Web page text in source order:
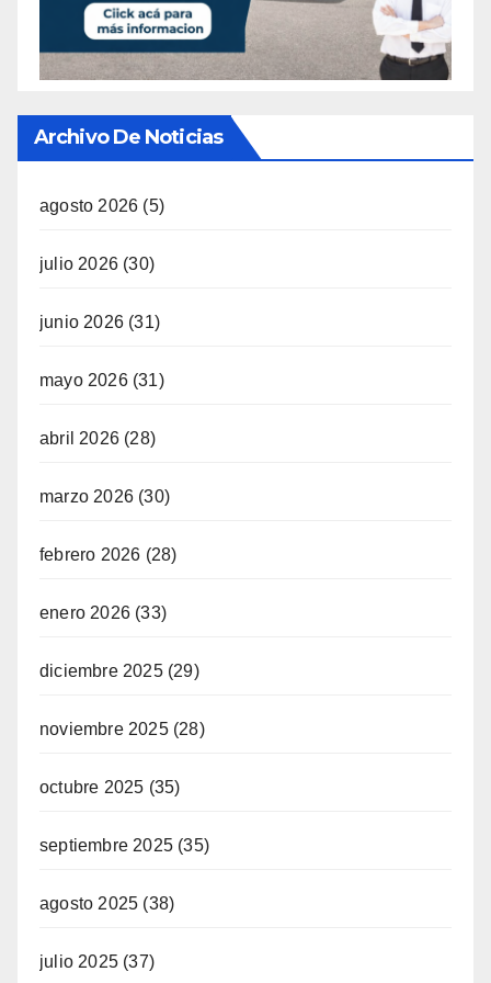
Archivo De Noticias
agosto 2026 (5)
julio 2026 (30)
junio 2026 (31)
mayo 2026(31)
abril 2026 (28)
marzo 2026 (30)
febrero 2026 (28)
enero 2026 (33)
diciembre 2025(29)
noviembre 2025(28)
octubre 2025 (35)
septiembre 2025 (35)
agosto 2025 (38)
julio 2025 (37)